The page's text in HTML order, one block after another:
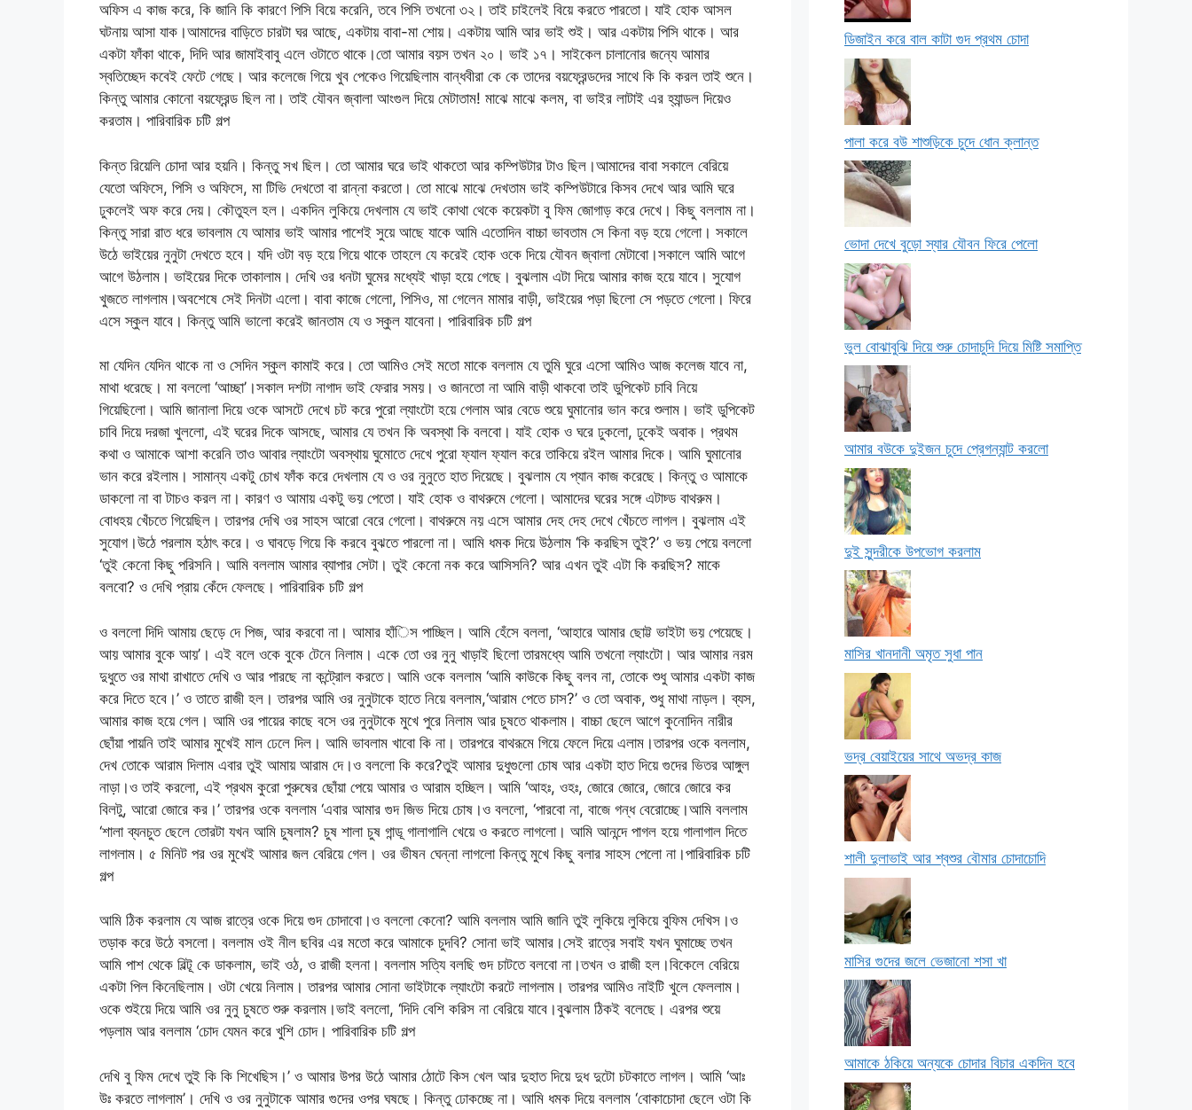
অফিস এ কাজ করে, কি জানি কি কারণে পিসি বিয়ে করেনি, তবে পিসি তখনো ৩২। তাই চাইলেই বিয়ে করতে পারতো। যাই হোক আসল
ঘটনায় আসা যাক।আমাদের বাড়িতে চারটা ঘর আছে, একটায় বাবা-মা শোয়। একটায় আমি আর ভাই শুই। আর একটায় পিসি থাকে। আর
একটা ফাঁকা থাকে, দিদি আর জামাইবাবু এলে ওটাতে থাকে।তো আমার বয়স তখন ২০। ভাই ১৭। সাইকেল চালানোর জন্যে আমার
স্বতিচ্ছেদ কবেই ফেটে গেছে। আর কলেজে গিয়ে খুব পেকেও গিয়েছিলাম বান্ধবীরা কে কে তাদের বয়ফ্রেন্ডদের সাথে কি কি করল তাই শুনে।
কিন্তু আমার কোনো বয়ফ্রেন্ড ছিল না। তাই যৌবন জ্বালা আংগুল দিয়ে মেটাতাম! মাঝে মাঝে কলম, বা ভাইর লাটাই এর হ্যান্ডল দিয়েও
করতাম। পারিবারিক চটি গল্প
কিন্ত রিয়েলি চোদা আর হয়নি। কিন্তু সখ ছিল। তো আমার ঘরে ভাই থাকতো আর কম্পিউটার টাও ছিল।আমাদের বাবা সকালে বেরিয়ে
যেতো অফিসে, পিসি ও অফিসে, মা টিভি দেখতো বা রান্না করতো। তো মাঝে মাঝে দেখতাম ভাই কম্পিউটারে কিসব দেখে আর আমি ঘরে
ঢুকলেই অফ করে দেয়। কৌতুহল হল। একদিন লুকিয়ে দেখলাম যে ভাই কোথা থেকে কয়েকটা বু ফিম জোগাড় করে দেখে। কিছু বললাম না।
কিন্তু সারা রাত ধরে ভাবলাম যে আমার ভাই আমার পাশেই সুয়ে আছে যাকে আমি এতোদিন বাচ্চা ভাবতাম সে কিনা বড় হয়ে গেলো। সকালে
উঠে ভাইয়ের নুনুটা দেখতে হবে। যদি ওটা বড় হয়ে গিয়ে থাকে তাহলে যে করেই হোক ওকে দিয়ে যৌবন জ্বালা মেটাবো।সকালে আমি আগে
আগে উঠলাম। ভাইয়ের দিকে তাকালাম। দেখি ওর ধনটা ঘুমের মধ্যেই খাড়া হয়ে গেছে। বুঝলাম এটা দিয়ে আমার কাজ হয়ে যাবে। সুযোগ
খুজতে লাগলাম।অবশেষে সেই দিনটা এলো। বাবা কাজে গেলো, পিসিও, মা গেলেন মামার বাড়ী, ভাইয়ের পড়া ছিলো সে পড়তে গেলো। ফিরে
এসে স্কুল যাবে। কিন্তু আমি ভালো করেই জানতাম যে ও স্কুল যাবেনা। পারিবারিক চটি গল্প
মা যেদিন যেদিন থাকে না ও সেদিন স্কুল কামাই করে। তো আমিও সেই মতো মাকে বললাম যে তুমি ঘুরে এসো আমিও আজ কলেজ যাবে না,
মাথা ধরেছে। মা বললো ‘আচ্ছা’।সকাল দশটা নাগাদ ভাই ফেরার সময়। ও জানতো না আমি বাড়ী থাকবো তাই ডুপিকেট চাবি নিয়ে
গিয়েছিলো। আমি জানালা দিয়ে ওকে আসটে দেখে চট করে পুরো ল্যাংটো হয়ে গেলাম আর বেডে শুয়ে ঘুমানোর ভান করে শুলাম। ভাই ডুপিকেট
চাবি দিয়ে দরজা খুললো, এই ঘরের দিকে আসছে, আমার যে তখন কি অবস্থা কি বলবো। যাই হোক ও ঘরে ঢুকলো, ঢুকেই অবাক। প্রথম
কথা ও আমাকে আশা করেনি তাও আবার ল্যাংটো অবস্থায় ঘুমোতে দেখে পুরো ফ্যাল ফ্যাল করে তাকিয়ে রইল আমার দিকে। আমি ঘুমানোর
ভান করে রইলাম। সামান্য একটু চোখ ফাঁক করে দেখলাম যে ও ওর নুনুতে হাত দিয়েছে। বুঝলাম যে প্যান কাজ করেছে। কিন্তু ও আমাকে
ডাকলো না বা টাচও করল না। কারণ ও আমায় একটু ভয় পেতো। যাই হোক ও বাথরুমে গেলো। আমাদের ঘরের সঙ্গে এটাচ্ড বাথরুম।
বোধহয় খেঁচতে গিয়েছিল। তারপর দেখি ওর সাহস আরো বেরে গেলো। বাথরুমে নয় এসে আমার দেহ দেহ দেখে খেঁচতে লাগল। বুঝলাম এই
সুযোগ।উঠে পরলাম হঠাৎ করে। ও ঘাবড়ে গিয়ে কি করবে বুঝতে পারলো না। আমি ধমক দিয়ে উঠলাম ‘কি করছিস তুই?’ ও ভয় পেয়ে বললো
‘তুই কেনো কিছু পরিসনি। আমি বললাম আমার ব্যাপার সেটা। তুই কেনো নক করে আসিসনি? আর এখন তুই এটা কি করছিস? মাকে
বলবো? ও দেখি প্রায় কেঁদে ফেলছে। পারিবারিক চটি গল্প
ও বললো দিদি আমায় ছেড়ে দে পিজ, আর করবো না। আমার হাঁিস পাচ্ছিল। আমি হেঁসে বললা, ‘আহারে আমার ছোট্ট ভাইটা ভয় পেয়েছে।
আয় আমার বুকে আয়’। এই বলে ওকে বুকে টেনে নিলাম। একে তো ওর নুনু খাড়াই ছিলো তারমধ্যে আমি তখনো ল্যাংটো। আর আমার নরম
দুধুতে ওর মাথা রাখাতে দেখি ও আর পারছে না কন্ট্রোল করতে। আমি ওকে বললাম ‘আমি কাউকে কিছু বলব না, তোকে শুধু আমার একটা কাজ
করে দিতে হবে।’ ও তাতে রাজী হল। তারপর আমি ওর নুনুটাকে হাতে নিয়ে বললাম,‘আরাম পেতে চাস?’ ও তো অবাক, শুধু মাথা নাড়ল। ব্যস,
আমার কাজ হয়ে গেল। আমি ওর পায়ের কাছে বসে ওর নুনুটাকে মুখে পুরে নিলাম আর চুষতে থাকলাম। বাচ্চা ছেলে আগে কুনোদিন নারীর
ছোঁয়া পায়নি তাই আমার মুখেই মাল ঢেলে দিল। আমি ভাবলাম খাবো কি না। তারপরে বাথরূমে গিয়ে ফেলে দিয়ে এলাম।তারপর ওকে বললাম,
দেখ তোকে আরাম দিলাম এবার তুই আমায় আরাম দে।ও বললো কি করে?তুই আমার দুধুগুলো চোষ আর একটা হাত দিয়ে গুদের ভিতর আঙ্গুল
নাড়া।ও তাই করলো, এই প্রথম কুরো পুরুষের ছোঁয়া পেয়ে আমার ও আরাম হচ্ছিল। আমি ‘আহঃ, ওহঃ, জোরে জোরে, জোরে জোরে কর
বিলটু, আরো জোরে কর।’ তারপর ওকে বললাম ‘এবার আমার গুদ জিভ দিয়ে চোষ।ও বললো, ‘পারবো না, বাজে গন্ধ বেরোচ্ছে।আমি বললাম
‘শালা ব্যনচুত ছেলে তোরটা যখন আমি চুষলাম? চুষ শালা চুষ গান্ডূ গালাগালি খেয়ে ও করতে লাগলো। আমি আনন্দে পাগল হয়ে গালাগাল দিতে
লাগলাম। ৫ মিনিট পর ওর মুখেই আমার জল বেরিয়ে গেল। ওর ভীষন ঘেন্না লাগলো কিন্তু মুখে কিছু বলার সাহস পেলো না।পারিবারিক চটি
গল্প
আমি ঠিক করলাম যে আজ রাত্রে ওকে দিয়ে গুদ চোদাবো।ও বললো কেনো? আমি বললাম আমি জানি তুই লুকিয়ে লুকিয়ে বুফিম দেখিস।ও
তড়াক করে উঠে বসলো। বললাম ওই নীল ছবির এর মতো করে আমাকে চুদবি? সোনা ভাই আমার।সেই রাত্রে সবাই যখন ঘুমাচ্ছে তখন
আমি পাশ থেকে বিল্টূ কে ডাকলাম, ভাই ওঠ, ও রাজী হলনা। বললাম সত্যি বলছি গুদ চাটতে বলবো না।তখন ও রাজী হল।বিকেলে বেরিয়ে
একটা পিল কিনেছিলাম। ওটা খেয়ে নিলাম। তারপর আমার সোনা ভাইটাকে ল্যাংটো করটে লাগলাম। তারপর আমিও নাইটি খুলে ফেললাম।
ওকে শুইয়ে দিয়ে আমি ওর নুনু চুষতে শুরু করলাম।ভাই বললো, ‘দিদি বেশি করিস না বেরিয়ে যাবে।বুঝলাম ঠিকই বলেছে। এরপর শুয়ে
পড়লাম আর বললাম ‘চোদ যেমন করে খুশি চোদ। পারিবারিক চটি গল্প
দেখি বু ফিম দেখে তুই কি কি শিখেছিস।’ ও আমার উপর উঠে আমার ঠোটে কিস খেল আর দুহাত দিয়ে দুধ দুটো চটকাতে লাগল। আমি ‘আঃ
উঃ করতে লাগলাম’। দেখি ও ওর নুনুটাকে আমার গুদের ওপর ঘষছে। কিন্তু ঢোকচ্ছে না। আমি ধমক দিয়ে বললাম ‘বোকাচোদা ছেলে ওটা কি
ডিজাইন করে বাল কাটা গুদ প্রথম চোদা
পালা করে বউ শাশুড়িকে চুদে ধোন ক্লান্ত
ভোদা দেখে বুড়ো স্যার যৌবন ফিরে পেলো
ভুল বোঝাবুঝি দিয়ে শুরু চোদাচুদি দিয়ে মিষ্টি সমাপ্তি
আমার বউকে দুইজন চুদে প্রেগন্যান্ট করলো
দুই সুন্দরীকে উপভোগ করলাম
মাসির খানদানী অমৃত সুধা পান
ভদ্র বেয়াইয়ের সাথে অভদ্র কাজ
শালী দুলাভাই আর শ্বশুর বৌমার চোদাচোদি
মাসির গুদের জলে ভেজানো শসা খা
আমাকে ঠকিয়ে অন্যকে চোদার বিচার একদিন হবে